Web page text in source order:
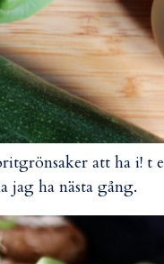
att ha i! t
jag ha nästa gång.